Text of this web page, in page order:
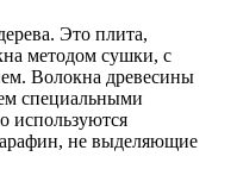
Это плита,
методом сушки, с
Волокна древесины
специальными
используются
не выделяющие